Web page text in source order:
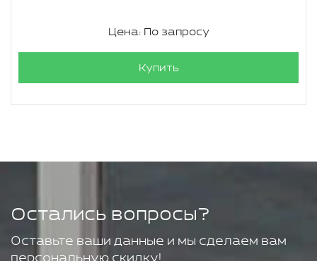
Цена: По запросу
Купить
Остались вопросы?
Оставьте ваши данные и мы сделаем вам
персональную скидку!